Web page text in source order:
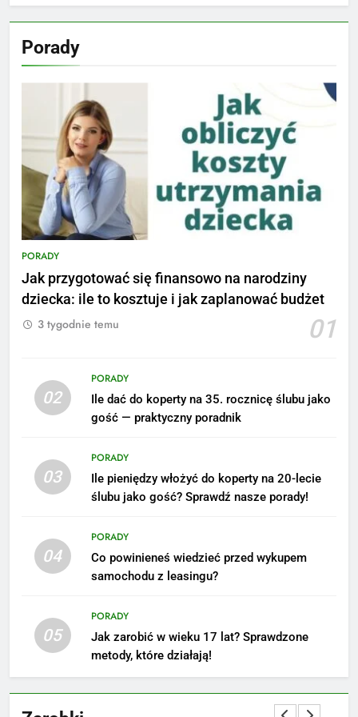
Porady
PORADY
Jak przygotować się finansowo na narodziny
dziecka: ile to kosztuje i jak zaplanować budżet
01
3 tygodnie temu
02
PORADY
Ile dać do koperty na 35. rocznicę ślubu jako
gość — praktyczny poradnik
03
PORADY
Ile pieniędzy włożyć do koperty na 20-lecie
ślubu jako gość? Sprawdź nasze porady!
04
PORADY
Co powinieneś wiedzieć przed wykupem
samochodu z leasingu?
05
PORADY
Jak zarobić w wieku 17 lat? Sprawdzone
metody, które działają!
Ile zarabia podolog: poznajmy
średnie zarobki na tym
6
zainspirują
ZAROBKI
7
Jak przygotować się finansowo